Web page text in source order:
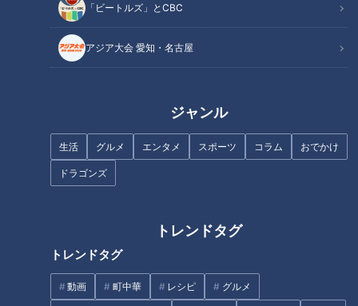
「ビートルズ」とCBC
アジア大会 愛知・名古屋
ジャンル
生活 グルメ エンタメ スポーツ コラム おでかけ
ドラゴンズ
トレンドタグ
トレンドタグ
動画 町中華 レシピ グルメ
この記事を見たあなたへのおすすめ